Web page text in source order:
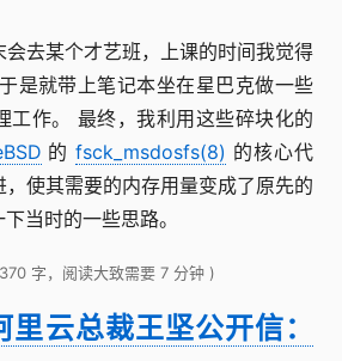
去某个才艺班，上课的时间我觉得
是就带上笔记本坐在星巴克做一些
工作。 最终，我利用这些碎块化的
的fsck_msdosfs(8) 的核心代
使其需要的内存用量变成了原先的
当时的一些思路。
字，阅读大致需要 7 分钟 )
云总裁王坚公开信：